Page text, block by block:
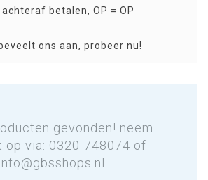
achteraf betalen, OP = OP
ons aan, probeer nu!
gevonden! neem
op via: 0320-748074 of
info@gbsshops.nl